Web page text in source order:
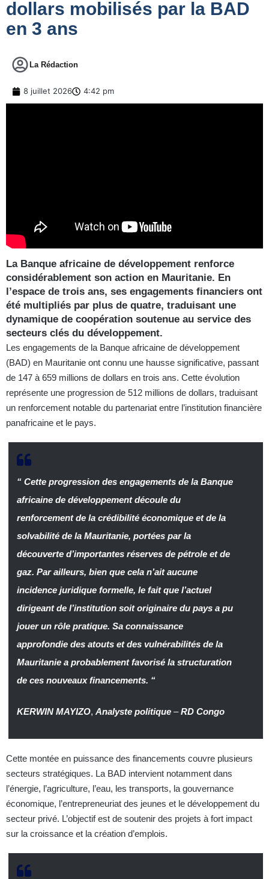
dollars mobilisés par la BAD
en 3 ans
La Rédaction
8 juillet 2026 4:42 pm
La Banque africaine de développement renforce
considérablement son action en Mauritanie. En
l’espace de trois ans, ses engagements financiers ont
été multipliés par plus de quatre, traduisant une
dynamique de coopération soutenue au service des
secteurs clés du développement.
Les engagements de la Banque africaine de développement
(BAD) en Mauritanie ont connu une hausse significative, passant
de 147 à 659 millions de dollars en trois ans. Cette évolution
représente une progression de 512 millions de dollars, traduisant
un renforcement notable du partenariat entre l’institution financière
panafricaine et le pays.
“ Cette progression des engagements de la Banque
africaine de développement découle du
renforcement de la crédibilité économique et de la
solvabilité de la Mauritanie, portées par la
découverte d’importantes réserves de pétrole et de
gaz. Par ailleurs, bien que cela n’ait aucune
incidence juridique formelle, le fait que l’actuel
dirigeant de l’institution soit originaire du pays a pu
jouer un rôle pratique. Sa connaissance
approfondie des atouts et des vulnérabilités de la
Mauritanie a probablement favorisé la structuration
de ces nouveaux financements. “
KERWIN MAYIZO, Analyste politique–RD Congo
Cette montée en puissance des financements couvre plusieurs
secteurs stratégiques. La BAD intervient notamment dans
l’énergie, l’agriculture, l’eau, les transports, la gouvernance
économique, l’entrepreneuriat des jeunes et le développement du
secteur privé. L’objectif est de soutenir des projets à fort impact
sur la croissance et la création d’emplois.